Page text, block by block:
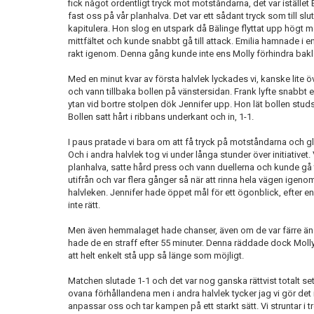
fick något ordentligt tryck mot motståndarna, det var istället
fast oss på vår planhalva. Det var ett sådant tryck som till
kapitulera. Hon slog en utspark då Bälinge flyttat upp högt
mittfältet och kunde snabbt gå till attack. Emilia hamnade i
rakt igenom. Denna gång kunde inte ens Molly förhindra
Med en minut kvar av första halvlek lyckades vi, kanske lite
och vann tillbaka bollen på vänstersidan. Frank lyfte snabbt
ytan vid bortre stolpen dök Jennifer upp. Hon lät bollen
Bollen satt hårt i ribbans underkant och in, 1-1.
I paus pratade vi bara om att få tryck på motståndarna och
Och i andra halvlek tog vi under långa stunder över
planhalva, satte hård press och vann duellerna och kunde
utifrån och var flera gånger så när att rinna hela vägen
halvleken. Jennifer hade öppet mål för ett ögonblick, efter
inte rätt.
Men även hemmalaget hade chanser, även om de var färre
hade de en straff efter 55 minuter. Denna räddade dock
att helt enkelt stå upp så länge som möjligt.
Matchen slutade 1-1 och det var nog ganska rättvist totalt
ovana förhållandena men i andra halvlek tycker jag vi gör
anpassar oss och tar kampen på ett starkt sätt. Vi struntar i